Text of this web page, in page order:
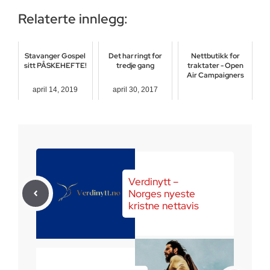
Relaterte innlegg:
Stavanger Gospel
sitt PÅSKEHEFTE!
april 14, 2019
Det har ringt for
tredje gang
april 30, 2017
Nettbutikk for
traktater - Open
Air Campaigners
Verdinytt –
Norges nyeste
kristne nettavis